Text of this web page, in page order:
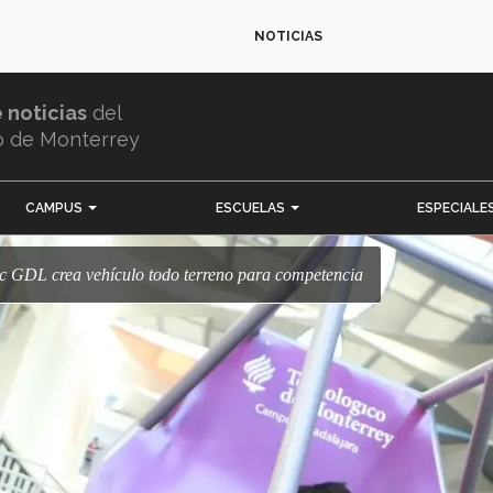
NOTICIAS
noticias del
de Monterrey
CAMPUS ESCUELAS
GDL crea vehículo todo terreno para competencia